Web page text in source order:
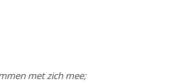
met zich mee;